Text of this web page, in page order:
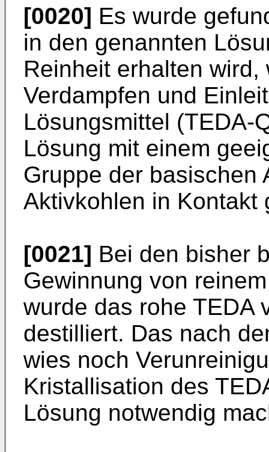
[0020] Es wurde
in den genannten
Reinheit erhalten wird,
Verdampfen und
Lösungsmittel (TEDA-
Lösung mit einem
Gruppe der basischen
Aktivkohlen in Kontakt
[0021] Bei den bisher
Gewinnung von
wurde das rohe TEDA
destilliert. Das nach
wies noch
Kristallisation des
Lösung notwendig